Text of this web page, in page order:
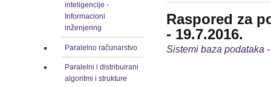
inteligencije -
Informacioni
inženjering
Paralelno računarstvo
Paralelni i distribuirani
algoritmi i strukture
Raspored za
- 19.7.2016.
Sistemi baza podataka